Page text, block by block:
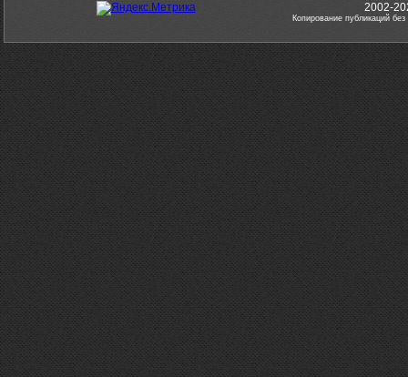
2002-
Копирование публикаций